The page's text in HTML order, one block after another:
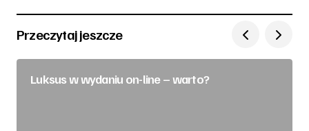
Przeczytaj jeszcze
Luksus w wydaniu on-line – warto?